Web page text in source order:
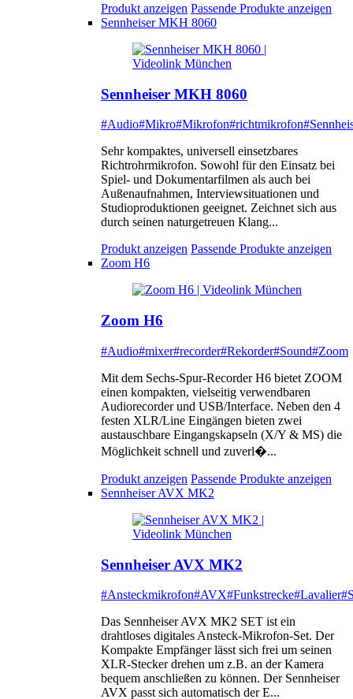
Produkt anzeigen Passende Produkte anzeigen
Sennheiser MKH 8060
Sennheiser MKH 8060
#Audio#Mikro#Mikrofon#richtmikrofon
Sehr kompaktes, universell einsetzbares
Richtrohrmikrofon. Sowohl für den Einsatz bei
Spiel- und Dokumentarfilmen als auch bei
Außenaufnahmen, Interviewsituationen und
Studioproduktionen geeignet. Zeichnet sich aus
durch seinen naturgetreuen Klang...
Produkt anzeigen Passende Produkte anzeigen
Zoom H6
Zoom H6
#Audio#mixer#recorder#Rekorder#Sound#Zoom
Mit dem Sechs-Spur-Recorder H6 bietet ZOOM
einen kompakten, vielseitig verwendbaren
Audiorecorder und USB/Interface. Neben den 4
festen XLR/Line Eingängen bieten zwei
austauschbare Eingangskapseln (X/Y & MS) die
Möglichkeit schnell und zuverl�...
Produkt anzeigen Passende Produkte anzeigen
Sennheiser AVX MK2
Sennheiser AVX MK2
#Ansteckmikrofon#AVX#Funkstrecke#Lavalier
Das Sennheiser AVX MK2 SET ist ein
drahtloses digitales Ansteck-Mikrofon-Set. Der
Kompakte Empfänger lässt sich frei um seinen
XLR-Stecker drehen um z.B. an der Kamera
bequem anschließen zu können. Der Sennheiser
AVX passt sich automatisch der E...